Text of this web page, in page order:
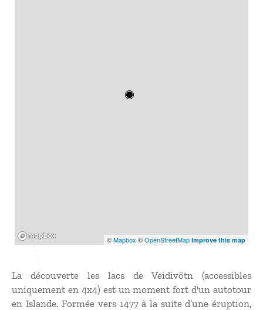
©Mapbox ©OpenStreetMap Improve this map
La découverte les lacs de Veidivötn (accessibles
uniquement en 4x4) est un moment fort d'un autotour
en Islande. Formée vers 1477 à la suite d’une éruption,